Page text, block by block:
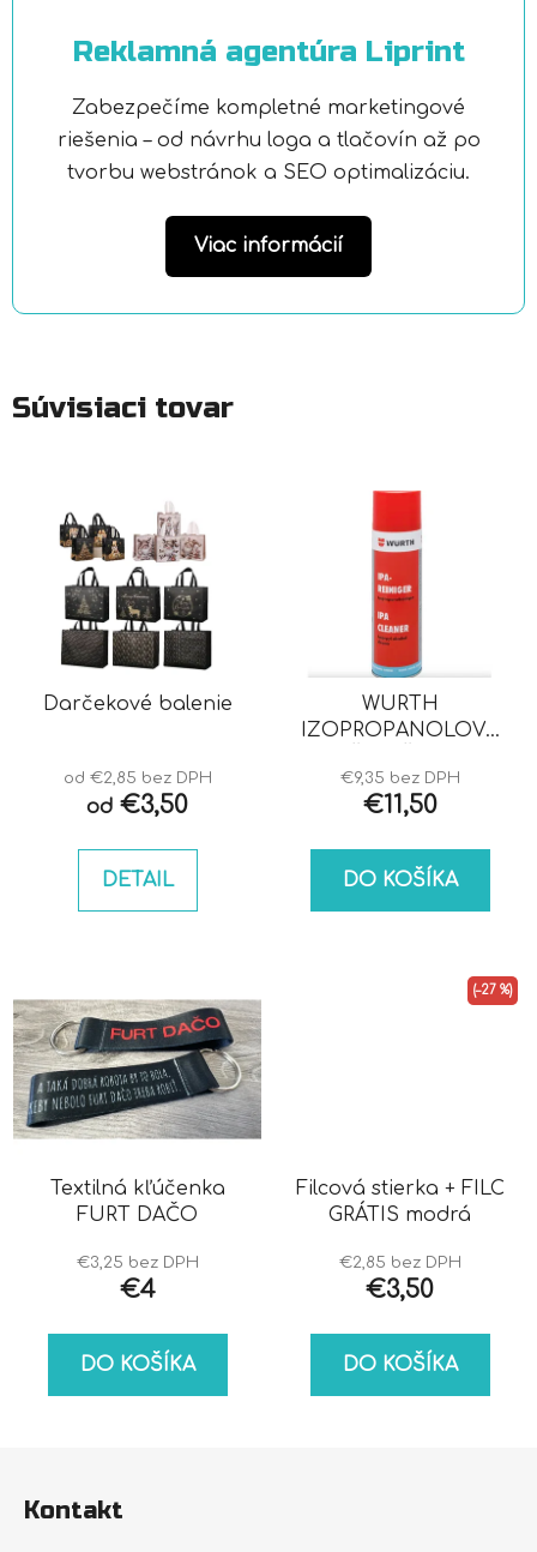
Reklamná agentúra Liprint
Zabezpečíme kompletné marketingové
riešenia – od návrhu loga a tlačovín až po
tvorbu webstránok a SEO optimalizáciu.
Viac informácií
Súvisiaci tovar
Darčekové balenie
od €2,85 bez DPH
od €3,50
DETAIL
WURTH
IZOPROPANOLOVÝ
€9,35 bez DPH
€11,50
DO KOŠÍKA
Textilná kľúčenka
FURT DAČO
€3,25 bez DPH
€4
DO KOŠÍKA
Filcová stierka + FILC
GRÁTIS modrá
€2,85 bez DPH
€3,50
(–27 %)
DO KOŠÍKA
Kontakt